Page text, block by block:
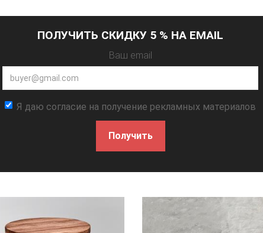
ПОЛУЧИТЬ СКИДКУ 5 % НА EMAIL
Ваш email
Я даю согласие на получение рекламных материалов
Получить